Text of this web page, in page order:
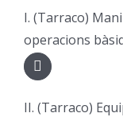
I. (Tarraco)
operacions
II. (Tarraco)